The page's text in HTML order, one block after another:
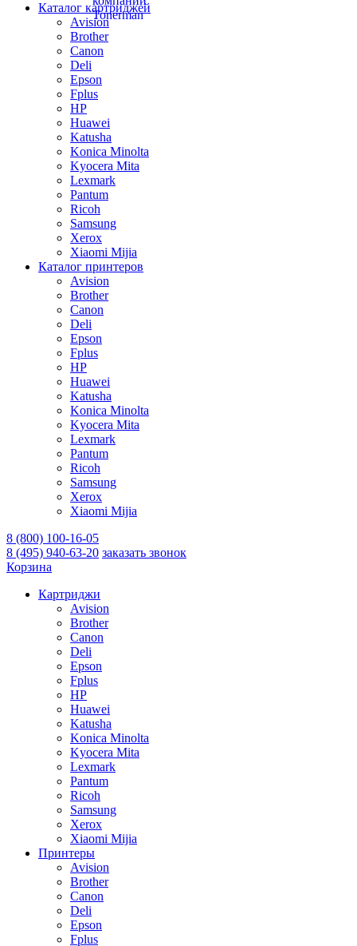
Каталог картриджей
Avision
Brother
Canon
Deli
Epson
Fplus
HP
Huawei
Katusha
Konica Minolta
Kyocera Mita
Lexmark
Pantum
Ricoh
Samsung
Xerox
Xiaomi Mijia
Каталог принтеров
Avision
Brother
Canon
Deli
Epson
Fplus
HP
Huawei
Katusha
Konica Minolta
Kyocera Mita
Lexmark
Pantum
Ricoh
Samsung
Xerox
Xiaomi Mijia
8 (800) 100-16-05
8 (495) 940-63-20 заказать звонок
Корзина
Картриджи
Avision
Brother
Canon
Deli
Epson
Fplus
HP
Huawei
Katusha
Konica Minolta
Kyocera Mita
Lexmark
Pantum
Ricoh
Samsung
Xerox
Xiaomi Mijia
Принтеры
Avision
Brother
Canon
Deli
Epson
Fplus